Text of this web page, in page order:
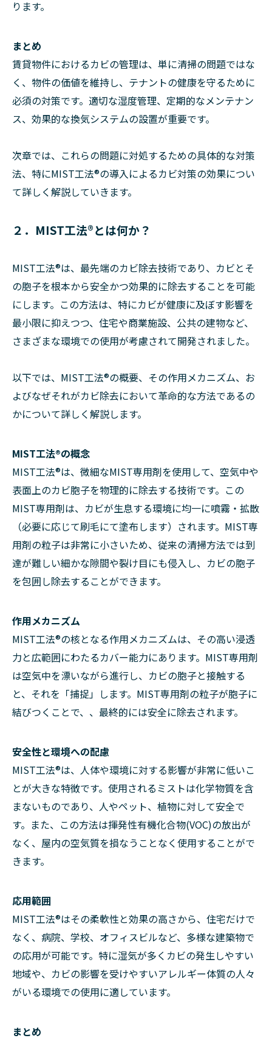
ります。
まとめ
賃貸物件におけるカビの管理は、単に清掃の問題ではな
く、物件の価値を維持し、テナントの健康を守るために
必須の対策です。適切な湿度管理、定期的なメンテナン
ス、効果的な換気システムの設置が重要です。
次章では、これらの問題に対処するための具体的な対策
法、特にMIST工法®の導入によるカビ対策の効果につい
て詳しく解説していきます。
２．MIST工法®とは何か？
MIST工法®は、最先端のカビ除去技術であり、カビとそ
の胞子を根本から安全かつ効果的に除去することを可能
にします。この方法は、特にカビが健康に及ぼす影響を
最小限に抑えつつ、住宅や商業施設、公共の建物など、
さまざまな環境での使用が考慮されて開発されました。
以下では、MIST工法®の概要、その作用メカニズム、お
よびなぜそれがカビ除去において革命的な方法であるの
かについて詳しく解説します。
MIST工法®の概念
MIST工法®は、微細なMIST専用剤を使用して、空気中や
表面上のカビ胞子を物理的に除去する技術です。この
MIST専用剤は、カビが生息する環境に均一に噴霧・拡散
（必要に応じて刷毛にて塗布します）されます。MIST専
用剤の粒子は非常に小さいため、従来の清掃方法では到
達が難しい細かな隙間や裂け目にも侵入し、カビの胞子
を包囲し除去することができます。
作用メカニズム
MIST工法®の核となる作用メカニズムは、その高い浸透
力と広範囲にわたるカバー能力にあります。MIST専用剤
は空気中を漂いながら進行し、カビの胞子と接触する
と、それを「捕捉」します。MIST専用剤の粒子が胞子に
結びつくことで、、最終的には安全に除去されます。
安全性と環境への配慮
MIST工法®は、人体や環境に対する影響が非常に低いこ
とが大きな特徴です。使用されるミストは化学物質を含
まないものであり、人やペット、植物に対して安全で
す。また、この方法は揮発性有機化合物(VOC)の放出が
なく、屋内の空気質を損なうことなく使用することがで
きます。
応用範囲
MIST工法®はその柔軟性と効果の高さから、住宅だけで
なく、病院、学校、オフィスビルなど、多様な建築物で
の応用が可能です。特に湿気が多くカビの発生しやすい
地域や、カビの影響を受けやすいアレルギー体質の人々
がいる環境での使用に適しています。
まとめ